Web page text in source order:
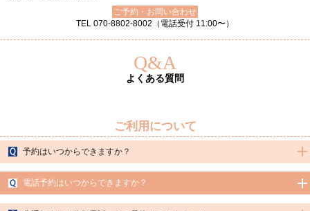
ご予約・お問い合わせ
TEL 070-8802-8002（電話受付 11:00〜）
Q&A
よくある質問
ご利用について
予約はいつからできますか？
A.一週間前から可能となります。HPに出勤が表示されているセラピストのご予約が
可能となります。
電話予約はいつからできますか？
A.ご新規様、会員様ともに出勤情報にセラピストの出勤が掲載された時点で受付可